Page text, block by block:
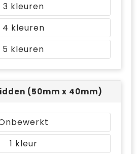
3
4
5
(50mm x 40mm)
1